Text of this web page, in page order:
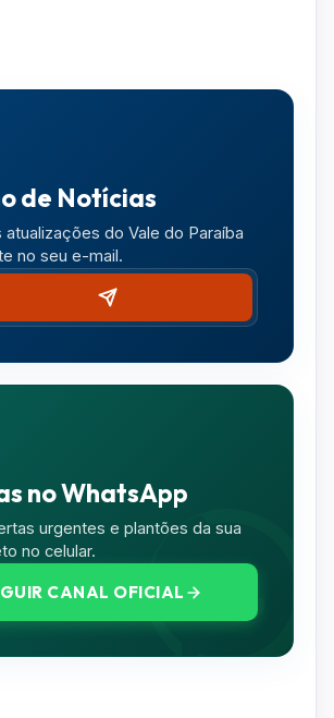
de Notícias
atualizações do Vale do Paraíba
no seu e-mail.
no WhatsApp
urgentes e plantões da sua
no celular.
CANAL OFICIAL